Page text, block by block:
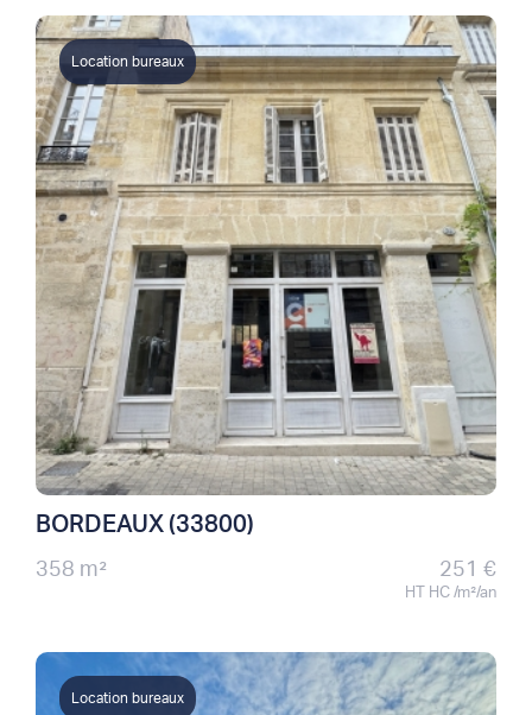
Location bureaux
BORDEAUX (33800)
358 m² 251 €
HT HC /m²/an
Location bureaux